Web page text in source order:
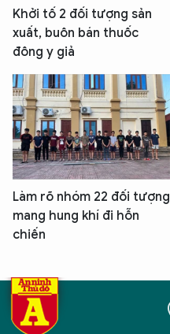
Khởi tố 2 đối tượng sản
xuất, buôn bán thuốc
đông y giả
Làm rõ nhóm 22 đối tượng
mang hung khí đi hỗn
chiến